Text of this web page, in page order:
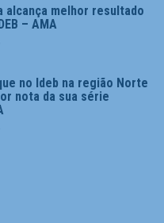
alcança melhor resultado
– AMA
no Ideb na região Norte
nota da sua série